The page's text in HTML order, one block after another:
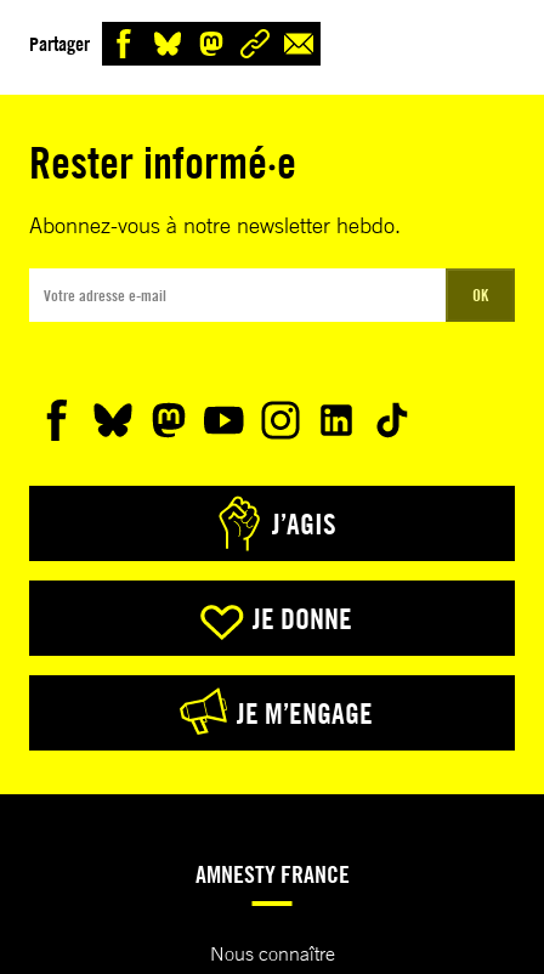
Partager
Rester informé·e
Abonnez-vous à notre newsletter hebdo.
OK
J’AGIS
JE DONNE
JE M’ENGAGE
AMNESTY FRANCE
Nous connaître